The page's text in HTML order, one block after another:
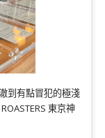
到有點冒犯的極淺
東京神